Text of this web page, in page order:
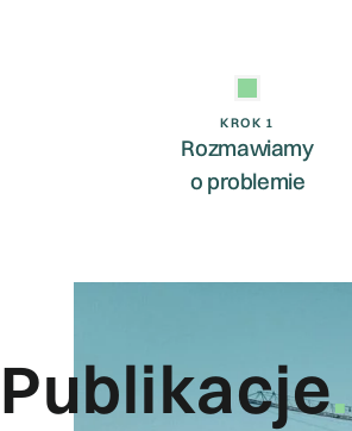
KROK 1
Rozmawiamy
o problemie
Publikacje.